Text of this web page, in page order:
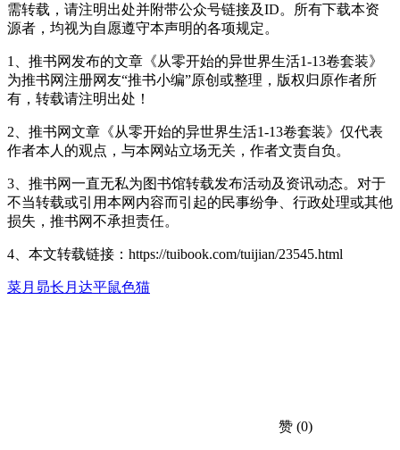
需转载，请注明出处并附带公众号链接及ID。所有下载本资
源者，均视为自愿遵守本声明的各项规定。
1、推书网发布的文章《从零开始的异世界生活1-13卷套装》
为推书网注册网友“推书小编”原创或整理，版权归原作者所
有，转载请注明出处！
2、推书网文章《从零开始的异世界生活1-13卷套装》仅代表
作者本人的观点，与本网站立场无关，作者文责自负。
3、推书网一直无私为图书馆转载发布活动及资讯动态。对于
不当转载或引用本网内容而引起的民事纷争、行政处理或其他
损失，推书网不承担责任。
4、本文转载链接：https://tuibook.com/tuijian/23545.html
菜月昴长月达平鼠色猫
赞 (0)